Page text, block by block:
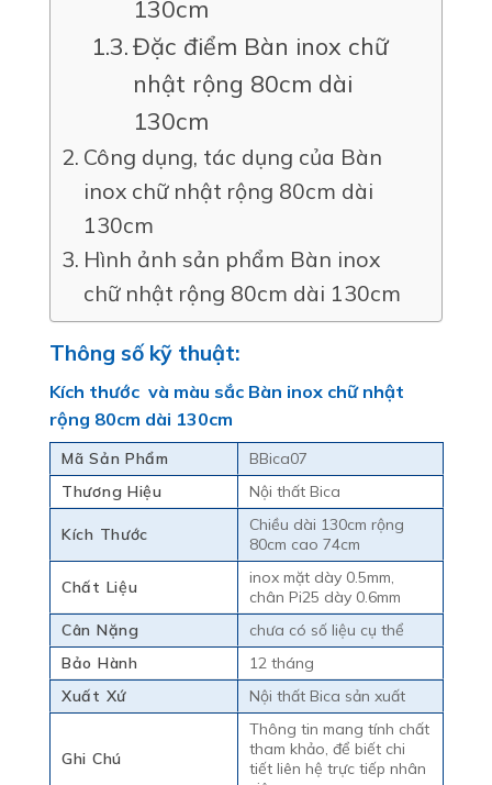
130cm
Đặc điểm Bàn inox chữ
nhật rộng 80cm dài
130cm
Công dụng, tác dụng của Bàn
inox chữ nhật rộng 80cm dài
130cm
Hình ảnh sản phẩm Bàn inox
chữ nhật rộng 80cm dài 130cm
Thông số kỹ thuật:
Kích thước và màu sắc Bàn inox chữ nhật
rộng 80cm dài 130cm
Mã Sản Phẩm
BBica07
Thương Hiệu
Nội thất Bica
Kích Thước
Chiều dài 130cm rộng
80cm cao 74cm
Chất Liệu
inox mặt dày 0.5mm,
chân Pi25 dày 0.6mm
Cân Nặng
chưa có số liệu cụ thể
Bảo Hành
12 tháng
Xuất Xứ
Nội thất Bica sản xuất
Ghi Chú
Thông tin mang tính chất
tham khảo, để biết chi
tiết liên hệ trực tiếp nhân